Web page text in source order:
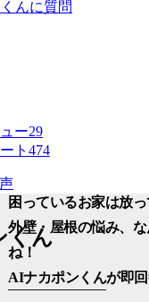
ー29
ト 474
困っているお家は放っ
外壁・屋根の悩み、
ね！
AIナカポンくんが即回